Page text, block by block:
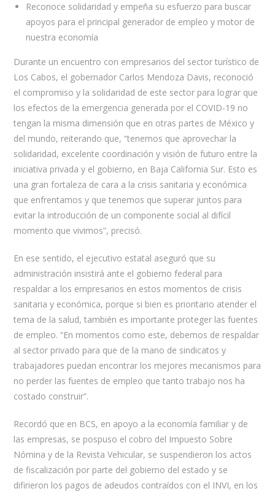
Reconoce solidaridad y empeña su esfuerzo para buscar
apoyos para el principal generador de empleo y motor de
nuestra economía
Durante un encuentro con empresarios del sector turístico de
Los Cabos, el gobernador Carlos Mendoza Davis, reconoció
el compromiso y la solidaridad de este sector para lograr que
los efectos de la emergencia generada por el COVID-19 no
tengan la misma dimensión que en otras partes de México y
del mundo, reiterando que, “tenemos que aprovechar la
solidaridad, excelente coordinación y visión de futuro entre la
iniciativa privada y el gobierno, en Baja California Sur. Esto es
una gran fortaleza de cara a la crisis sanitaria y económica
que enfrentamos y que tenemos que superar juntos para
evitar la introducción de un componente social al difícil
momento que vivimos”, precisó.
En ese sentido, el ejecutivo estatal aseguró que su
administración insistirá ante el gobierno federal para
respaldar a los empresarios en estos momentos de crisis
sanitaria y económica, porque si bien es prioritario atender el
tema de la salud, también es importante proteger las fuentes
de empleo. “En momentos como este, debemos de respaldar
al sector privado para que de la mano de sindicatos y
trabajadores puedan encontrar los mejores mecanismos para
no perder las fuentes de empleo que tanto trabajo nos ha
costado construir”.
Recordó que en BCS, en apoyo a la economía familiar y de
las empresas, se pospuso el cobro del Impuesto Sobre
Nómina y de la Revista Vehicular, se suspendieron los actos
de fiscalización por parte del gobierno del estado y se
difirieron los pagos de adeudos contraídos con el INVI, en los